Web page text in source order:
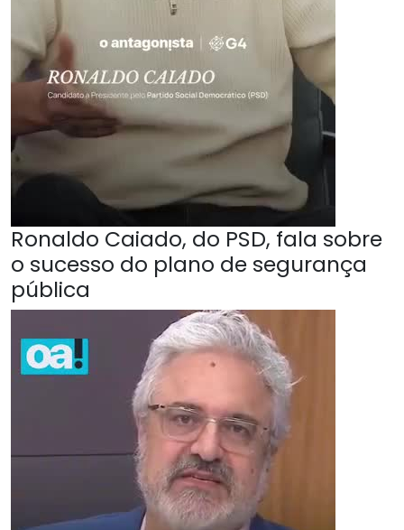
Ronaldo Caiado, do PSD, fala sobre
o sucesso do plano de segurança
pública